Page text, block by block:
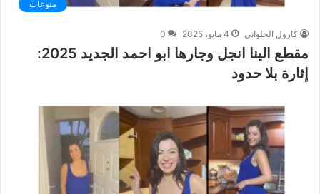
منوعات
كارول الحلواني 4 مايو، 2025 0
مقطع الينا انجل وجارها ابو احمد الجديد 2025:
إثارة بلا حدود